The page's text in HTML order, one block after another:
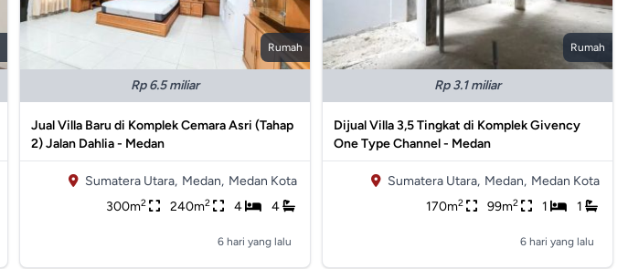
Rumah
Rp 6.5 miliar
Jual Villa Baru di Komplek Cemara Asri (Tahap
2) Jalan Dahlia - Medan
Sumatera Utara, Medan, Medan Kota
300m2 240m2 4 4
6 hari yang lalu
Rumah
Rp 3.1 miliar
Dijual Villa 3,5 Tingkat di Komplek Givency
One Type Channel - Medan
Sumatera Utara, Medan, Medan Kota
170m2 99m2 1 1
6 hari yang lalu